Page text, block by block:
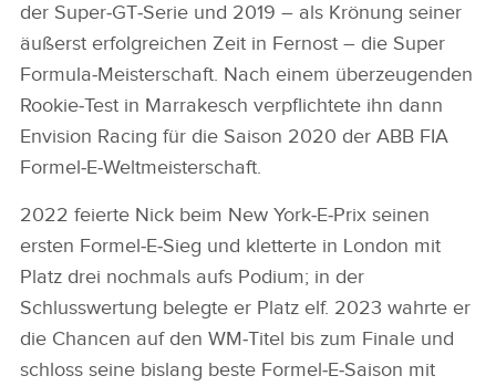
der Super‑GT‑Serie und 2019 – als Krönung seiner
äußerst erfolgreichen Zeit in Fernost – die Super
Formula‑Meisterschaft. Nach einem überzeugenden
Rookie‑Test in Marrakesch verpflichtete ihn dann
Envision Racing für die Saison 2020 der ABB FIA
Formel‑E‑Weltmeisterschaft.
2022 feierte Nick beim New York‑E‑Prix seinen
ersten Formel‑E‑Sieg und kletterte in London mit
Platz drei nochmals aufs Podium; in der
Schlusswertung belegte er Platz elf. 2023 wahrte er
die Chancen auf den WM‑Titel bis zum Finale und
schloss seine bislang beste Formel‑E‑Saison mit